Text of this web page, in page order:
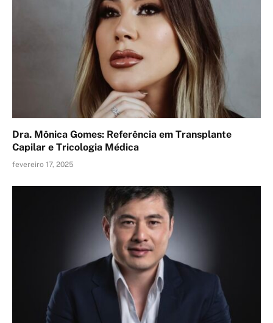
Dra. Mônica Gomes: Referência em Transplante
Capilar e Tricologia Médica
fevereiro 17, 2025